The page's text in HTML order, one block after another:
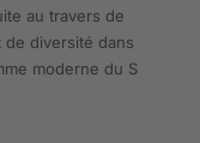
au travers de
diversité dans
moderne du S